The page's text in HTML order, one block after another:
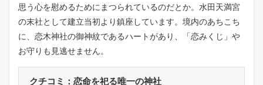
思う心を慰めるためにまつられているのだとか。水田天満宮
の末社として建立当初より鎮座しています。境内のあちこち
に、恋木神社の御神紋であるハートがあり、「恋みくじ」や
お守りも見逃せません。
クチコミ：恋命を祀る唯一の神社